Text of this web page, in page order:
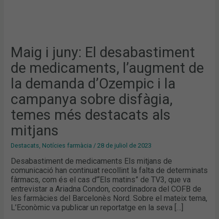
Maig i juny: El desabastiment
de medicaments, l’augment de
la demanda d’Ozempic i la
campanya sobre disfàgia,
temes més destacats als
mitjans
Destacats, Notícies farmàcia /28 de juliol de 2023
Desabastiment de medicaments Els mitjans de
comunicació han continuat recollint la falta de determinats
fàrmacs, com és el cas d’“Els matins” de TV3, que va
entrevistar a Ariadna Condon, coordinadora del COFB de
les farmàcies del Barcelonès Nord. Sobre el mateix tema,
L’Econòmic va publicar un reportatge en la seva […]